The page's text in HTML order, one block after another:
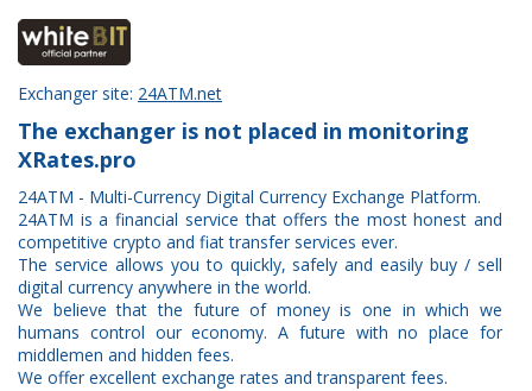
Exchanger site: 24ATM.net
The exchanger is not placed in monitoring
XRates.pro
24ATM - Multi-Currency Digital Currency Exchange Platform.
24ATM is a financial service that offers the most honest and
competitive crypto and fiat transfer services ever.
The service allows you to quickly, safely and easily buy / sell
digital currency anywhere in the world.
We believe that the future of money is one in which we
humans control our economy. A future with no place for
middlemen and hidden fees.
We offer excellent exchange rates and transparent fees.